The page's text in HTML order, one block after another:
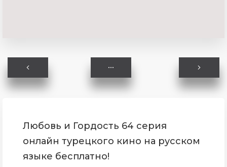
Любовь и Гордость 64 серия
онлайн турецкого кино на русском
языке бесплатно!